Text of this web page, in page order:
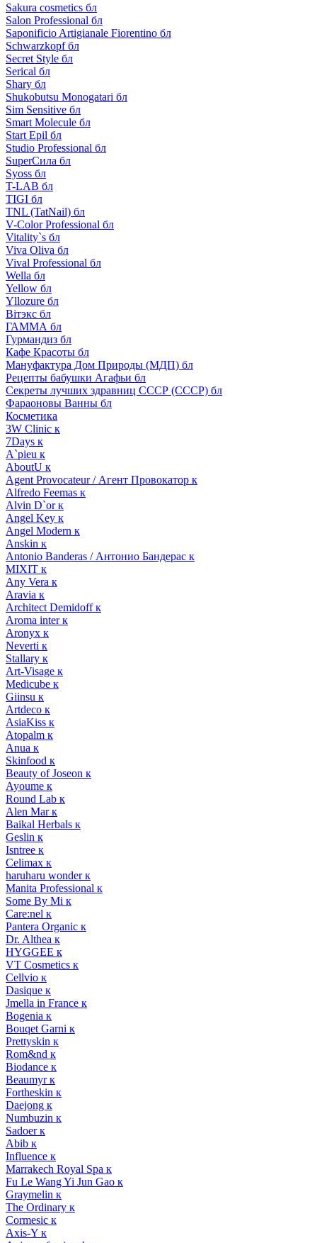
Sakura cosmetics бл
Salon Professional бл
Saponificio Artigianale Fiorentino бл
Schwarzkopf бл
Secret Style бл
Serical бл
Shary бл
Shukobutsu Monogatari бл
Sim Sensitive бл
Smart Molecule бл
Start Epil бл
Studio Professional бл
SuperСила бл
Syoss бл
T-LAB бл
TIGI бл
TNL (TatNail) бл
V-Color Professional бл
Vitality`s бл
Viva Oliva бл
Vival Professional бл
Wella бл
Yellow бл
Yllozure бл
Вiтэкс бл
ГАММА бл
Гурмандиз бл
Кафе Красоты бл
Мануфактура Дом Природы (МДП) бл
Рецепты бабушки Агафьи бл
Секреты лучших здравниц СССР (СССР) бл
Фараоновы Ванны бл
Косметика
3W Clinic к
7Days к
A`pieu к
AboutU к
Agent Provocateur / Агент Провокатор к
Alfredo Feemas к
Alvin D`or к
Angel Key к
Angel Modern к
Anskin к
Antonio Banderas / Антонио Бандерас к
MIXIT к
Any Vera к
Aravia к
Architect Demidoff к
Aroma inter к
Aronyx к
Neverti к
Stallary к
Art-Visage к
Medicube к
Giinsu к
Artdeco к
AsiaKiss к
Atopalm к
Anua к
Skinfood к
Beauty of Joseon к
Ayoume к
Round Lab к
Alen Mar к
Baikal Herbals к
Geslin к
Isntree к
Celimax к
haruharu wonder к
Manita Professional к
Some By Mi к
Care:nel к
Pantera Organic к
Dr. Althea к
HYGGEE к
VT Cosmetics к
Cellvio к
Dasique к
Jmella in France к
Bogenia к
Bouqet Garni к
Prettyskin к
Rom&nd к
Biodance к
Beaumyr к
Fortheskin к
Daejong к
Numbuzin к
Sadoer к
Abib к
Influence к
Marrakech Royal Spa к
Fu Le Wang Yi Jun Gao к
Graymelin к
The Ordinary к
Cormesic к
Axis-Y к